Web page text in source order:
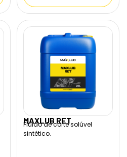
MAXLUB RET
Fluido de corte solúvel
sintético.